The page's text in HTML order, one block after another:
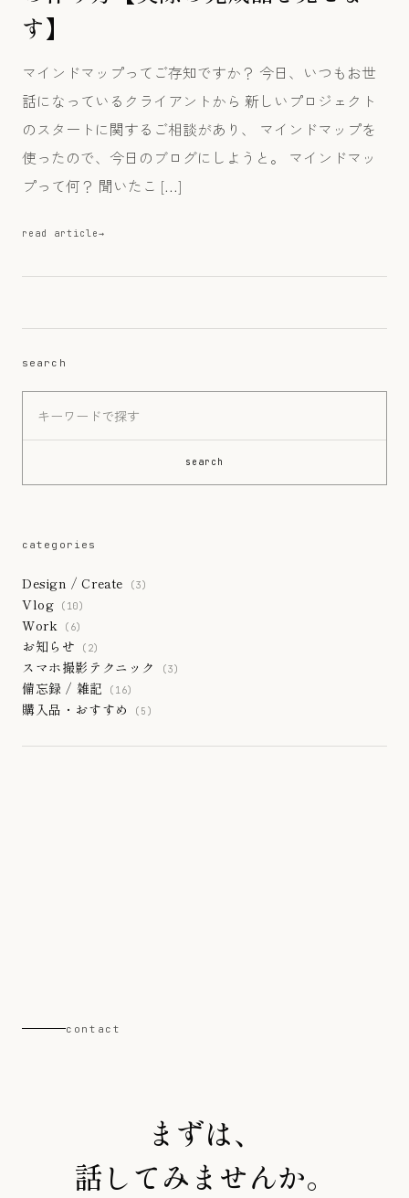
す】
マインドマップってご存知ですか？ 今日、いつもお世
話になっているクライアントから 新しいプロジェクト
のスタートに関するご相談があり、 マインドマップを
使ったので、今日のブログにしようと。 マインドマッ
プって何？ 聞いたこ […]
read article
search
search
categories
Design / Create (3)
Vlog (10)
Work (6)
お知らせ (2)
スマホ撮影テクニック (3)
備忘録 / 雑記 (16)
購入品・おすすめ (5)
contact
まずは、
話してみませんか。